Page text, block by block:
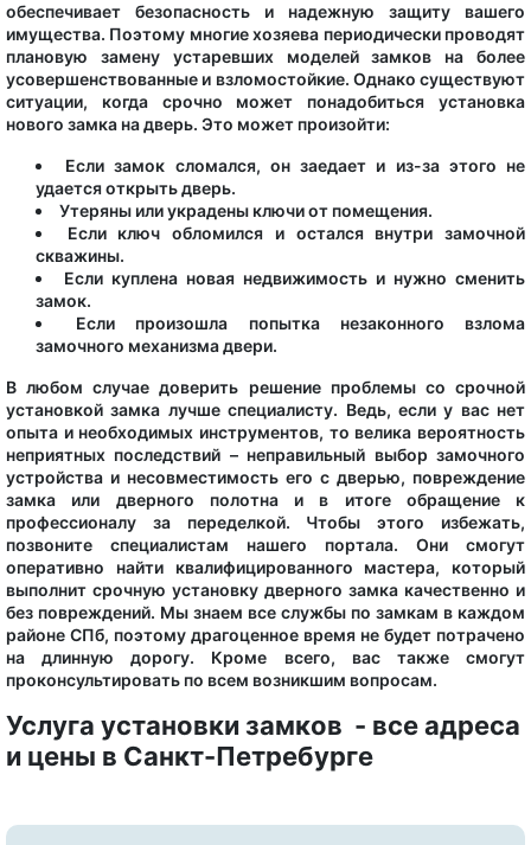
обеспечивает безопасность и надежную защиту вашего
имущества. Поэтому многие хозяева периодически проводят
плановую замену устаревших моделей замков на более
усовершенствованные и взломостойкие. Однако существуют
ситуации, когда срочно может понадобиться установка
нового замка на дверь. Это может произойти:
Если замок сломался, он заедает и из-за этого не
удается открыть дверь.
Утеряны или украдены ключи от помещения.
Если ключ обломился и остался внутри замочной
скважины.
Если куплена новая недвижимость и нужно сменить
замок.
Если произошла попытка незаконного взлома
замочного механизма двери.
В любом случае доверить решение проблемы со срочной
установкой замка лучше специалисту. Ведь, если у вас нет
опыта и необходимых инструментов, то велика вероятность
неприятных последствий – неправильный выбор замочного
устройства и несовместимость его с дверью, повреждение
замка или дверного полотна и в итоге обращение к
профессионалу за переделкой. Чтобы этого избежать,
позвоните специалистам нашего портала. Они смогут
оперативно найти квалифицированного мастера, который
выполнит срочную установку дверного замка качественно и
без повреждений. Мы знаем все службы по замкам в каждом
районе СПб, поэтому драгоценное время не будет потрачено
на длинную дорогу. Кроме всего, вас также смогут
проконсультировать по всем возникшим вопросам.
Услуга установки замков - все адреса
и цены в Санкт-Петребурге